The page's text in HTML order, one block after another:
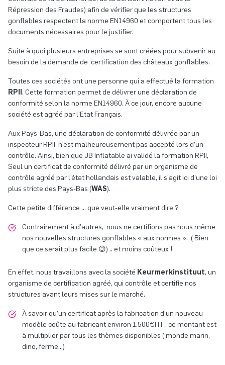
Répression des Fraudes) afin de vérifier que les structures
gonflables respectent la norme EN14960 et comportent tous les
documents nécessaires pour le justifier.
Suite à quoi plusieurs entreprises se sont créées pour subvenir au
besoin de la demande de certification des châteaux gonflables.
Toutes ces sociétés ont une personne qui a effectué la formation
RPII . Cette formation permet de délivrer une déclaration de
conformité selon la norme EN14960. À ce jour, encore aucune
société est agréé par l’Etat Français.
Aux Pays-Bas, une déclaration de conformité délivrée par un
inspecteur RPII n’est malheureusement pas accepté lors d’un
contrôle. Ainsi, bien que JB Inflatable ai validé la formation RPII,
Seul un certificat de conformité délivré par un organisme de
contrôle agréé par l’état hollandais est valable, il s’agit ici d’une loi
plus stricte des Pays-Bas (WAS).
Cette petite différence … que veut-elle vraiment dire ?
Contrairement à d’autres, nous ne certifions pas nous même
nos nouvelles structures gonflables « aux normes ». ( Bien
que ce serait plus facile 😉) .. et moins coûteux !
En effet, nous travaillons avec la société Keurmerkinstituut, un
organisme de certification agréé, qui contrôle et certifie nos
structures avant leurs mises sur le marché.
À savoir qu’un certificat après la fabrication d’un nouveau
modèle coûte au fabricant environ 1.500€HT , ce montant est
à multiplier par tous les thèmes disponibles ( monde marin,
dino, ferme…)